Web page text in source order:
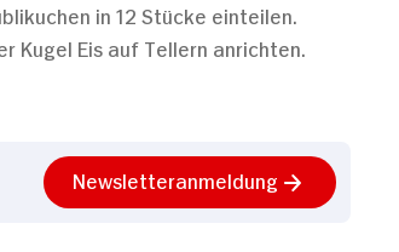
in 12 Stücke einteilen.
Kugel Eis auf Tellern anrichten.
Newsletteranmeldung